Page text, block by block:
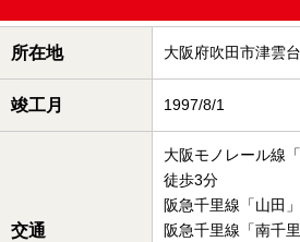
所在地 大阪府吹田市津雲台
竣工月 1997/8/1
交通
大阪モノレール線
徒歩3分
阪急千里線「山田
阪急千里線「南千